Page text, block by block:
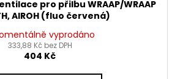
pro přilbu WRAAP/WRAAP
AIROH (fluo červená)
vyprodáno
333,88 Kč bez DPH
404 Kč